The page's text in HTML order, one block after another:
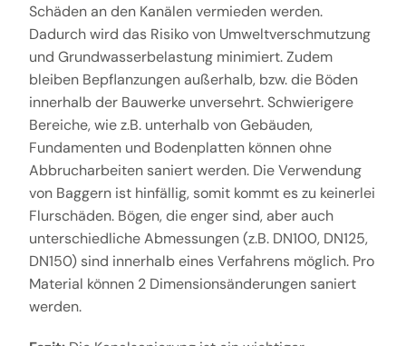
Schäden an den Kanälen vermieden werden.
Dadurch wird das Risiko von Umweltverschmutzung
und Grundwasserbelastung minimiert. Zudem
bleiben Bepflanzungen außerhalb, bzw. die Böden
innerhalb der Bauwerke unversehrt. Schwierigere
Bereiche, wie z.B. unterhalb von Gebäuden,
Fundamenten und Bodenplatten können ohne
Abbrucharbeiten saniert werden. Die Verwendung
von Baggern ist hinfällig, somit kommt es zu keinerlei
Flurschäden. Bögen, die enger sind, aber auch
unterschiedliche Abmessungen (z.B. DN100, DN125,
DN150) sind innerhalb eines Verfahrens möglich. Pro
Material können 2 Dimensionsänderungen saniert
werden.